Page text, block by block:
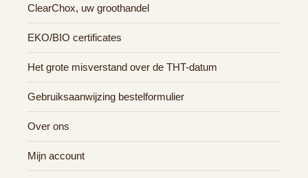
ClearChox, uw groothandel
EKO/BIO certificates
Het grote misverstand over de THT-datum
Gebruiksaanwijzing bestelformulier
Over ons
Mijn account